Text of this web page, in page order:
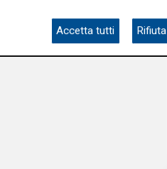
Accetta tutti